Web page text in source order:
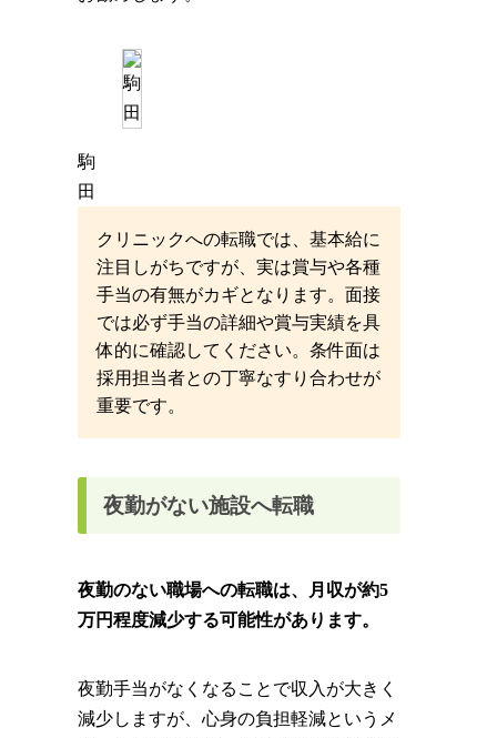
駒
田
クリニックへの転職では、基本給に
注目しがちですが、実は賞与や各種
手当の有無がカギとなります。面接
では必ず手当の詳細や賞与実績を具
体的に確認してください。条件面は
採用担当者との丁寧なすり合わせが
重要です。
夜勤がない施設へ転職
夜勤のない職場への転職は、月収が約5
万円程度減少する可能性があります。
夜勤手当がなくなることで収入が大きく
減少しますが、心身の負担軽減というメ